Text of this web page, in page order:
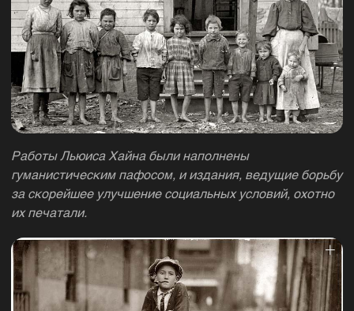
Работы Льюиса Хайна были наполнены
гуманистическим пафосом, и издания, ведущие борьбу
за скорейшее улучшение социальных условий, охотно
их печатали.